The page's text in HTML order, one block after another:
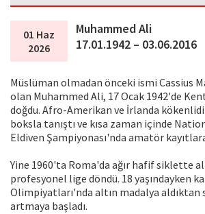
01 Haz
2026
Muhammed Ali
17.01.1942 – 03.06.2016
Müslüman olmadan önceki ismi Cassius
olan Muhammed Ali, 17 Ocak 1942'de
doğdu. Afro-Amerikan ve İrlanda
boksla tanıştı ve kısa zaman içinde
Eldiven Şampiyonası'nda amatör
Yine 1960'ta Roma'da ağır hafif siklette
profesyonel lige döndü. 18 yaşındayken
Olimpiyatları'nda altın madalya aldıktan
artmaya başladı.